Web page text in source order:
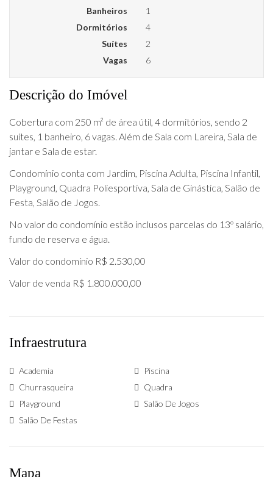
Banheiros
1
Dormitórios
4
Suítes
2
Vagas
6
Descrição do Imóvel
Cobertura com 250 m² de área útil, 4 dormitórios, sendo 2
suítes, 1 banheiro, 6 vagas. Além de Sala com Lareira, Sala de
jantar e Sala de estar.
Condomínio conta com Jardim, Piscina Adulta, Piscina Infantil,
Playground, Quadra Poliesportiva, Sala de Ginástica, Salão de
Festa, Salão de Jogos.
No valor do condomínio estão inclusos parcelas do 13º salário,
fundo de reserva e água.
Valor do condomínio R$ 2.530,00
Valor de venda R$ 1.800.000,00
Infraestrutura
Academia
Piscina
Churrasqueira
Quadra
Playground
Salão De Jogos
Salão De Festas
Mapa